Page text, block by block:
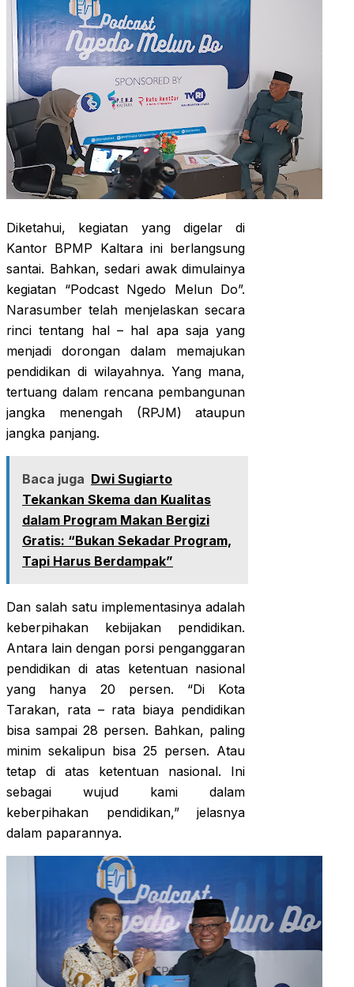
Diketahui, kegiatan yang digelar di
Kantor BPMP Kaltara ini berlangsung
santai. Bahkan, sedari awak dimulainya
kegiatan “Podcast Ngedo Melun Do”.
Narasumber telah menjelaskan secara
rinci tentang hal – hal apa saja yang
menjadi dorongan dalam memajukan
pendidikan di wilayahnya. Yang mana,
tertuang dalam rencana pembangunan
jangka menengah (RPJM) ataupun
jangka panjang.
Baca juga Dwi Sugiarto
Tekankan Skema dan Kualitas
dalam Program Makan Bergizi
Gratis: “Bukan Sekadar Program,
Tapi Harus Berdampak”
Dan salah satu implementasinya adalah
keberpihakan kebijakan pendidikan.
Antara lain dengan porsi penganggaran
pendidikan di atas ketentuan nasional
yang hanya 20 persen. “Di Kota
Tarakan, rata – rata biaya pendidikan
bisa sampai 28 persen. Bahkan, paling
minim sekalipun bisa 25 persen. Atau
tetap di atas ketentuan nasional. Ini
sebagai wujud kami dalam
keberpihakan pendidikan,” jelasnya
dalam paparannya.